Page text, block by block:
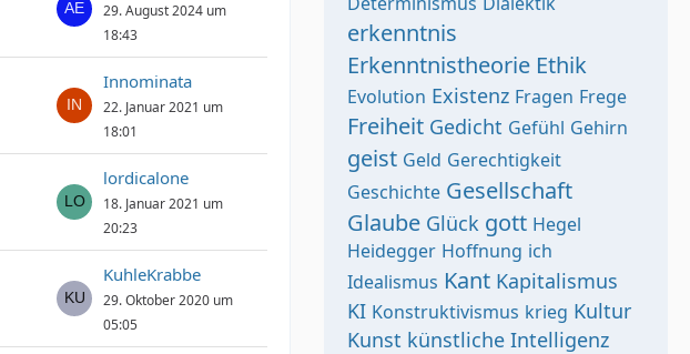
29. August 2024 um
18:43
Innominata
22. Januar 2021 um
18:01
lordicalone
18. Januar 2021 um
20:23
KuhleKrabbe
29. Oktober 2020 um
05:05
erkenntnis
Erkenntnistheorie Ethik
Evolution Existenz Fragen Frege
Freiheit Gedicht Gefühl Gehirn
geist Geld Gerechtigkeit
Geschichte Gesellschaft
Glaube Glück gott Hegel
Heidegger Hoffnung ich
Idealismus Kant Kapitalismus
KI Konstruktivismus krieg Kultur
Kunst künstliche Intelligenz